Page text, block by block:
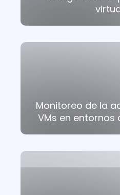
Monitoreo de la
VMs en entornos